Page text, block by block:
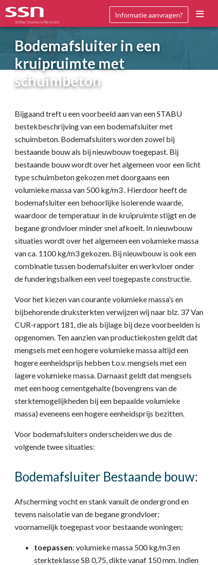
Stichting Schuimbeton Nederland
Informatie aanvragen?
Bodemafsluiter in een
kruipruimte met
schuimbeton
Bijgaand treft u een voorbeeld aan van een STABU
bestekbeschrijving van een bodemafsluiter met
schuimbeton. Bodemafsluiters worden zowel bij
bestaande bouw als bij nieuwbouw toegepast. Bij
bestaande bouw wordt over het algemeen voor een licht
type schuimbeton gekozen met doorgaans een
volumieke massa van 500 kg/m3 . Hierdoor heeft de
bodemafsluiter een behoorlijke isolerende waarde,
waardoor de temperatuur in de kruipruimte stijgt en de
begane grondvloer minder snel afkoelt. In nieuwbouw
situaties wordt over het algemeen een volumieke massa
van ca. 1100 kg/m3 gekozen. Bij nieuwbouw is ook een
combinatie tussen bodemafsluiter en werkvloer onder
de funderingsbalken een veel toegepaste constructie.
Voor het kiezen van courante volumieke massa’s en
bijbehorende druksterkten verwijzen wij naar blz. 37 Van
CUR-rapport 181, die als bijlage bij deze voorbeelden is
opgenomen. Ten aanzien van productiekosten geldt dat
mengsels met een hogere volumieke massa altijd een
hogere eenheidsprijs hebben t.o.v. mengsels met een
lagere volumieke massa. Darnaast geldt dat mengsels
met een hoog cementgehalte (bovengrens van de
sterktemogelijkheden bij een bepaalde volumieke
massa) eveneens een hogere eenheidsprijs bezitten.
Voor bodemafsluiters onderscheiden we dus de
volgende twee situaties:
Bodemafsluiter Bestaande bouw:
Afscherming vocht en stank vanuit de ondergrond en
tevens naisolatie van de begane grondvloer;
voornamelijk toegepast voor bestaande woningen;
toepassen: volumieke massa 500 kg/m3 en
sterkteklasse SB 0,75, dikte vanaf 150 mm. Indien